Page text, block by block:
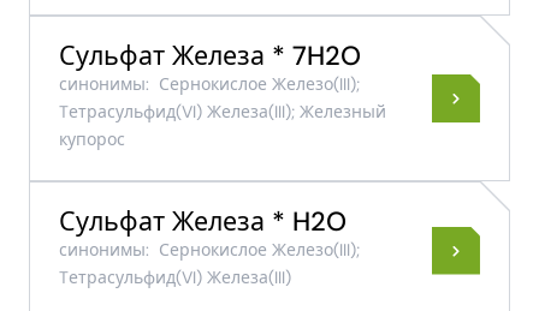
Сульфат Железа * 7H2O
синонимы: Сернокислое Железо(III);
Tетрасульфид(VI) Железа(III); Железный
купорос
Сульфат Железа * H2O
синонимы: Сернокислое Железо(III);
Tетрасульфид(VI) Железа(III)